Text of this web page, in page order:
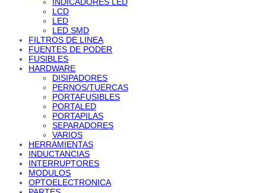
INDICADORES LED
LCD
LED
LED SMD
FILTROS DE LINEA
FUENTES DE PODER
FUSIBLES
HARDWARE
DISIPADORES
PERNOS/TUERCAS
PORTAFUSIBLES
PORTALED
PORTAPILAS
SEPARADORES
VARIOS
HERRAMIENTAS
INDUCTANCIAS
INTERRUPTORES
MODULOS
OPTOELECTRONICA